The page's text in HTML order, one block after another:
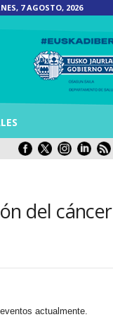
7 AGOSTO, 2026
del cáncer
actualmente.